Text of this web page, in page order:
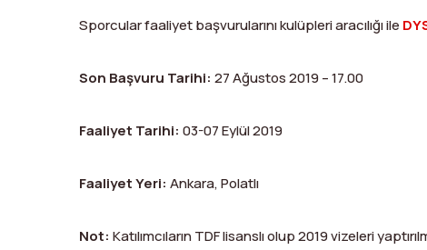
Sporcular faaliyet başvurularını kulüpleri aracılığı ile
Son Başvuru Tarihi: 27 Ağustos 2019 – 17.00
Faaliyet Tarihi: 03-07 Eylül 2019
Faaliyet Yeri: Ankara, Polatlı
Not: Katılımcıların TDF lisanslı olup 2019 vizeleri